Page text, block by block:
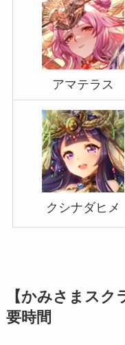
アマテラス
クシナダヒメ
【かみさまス
要時間